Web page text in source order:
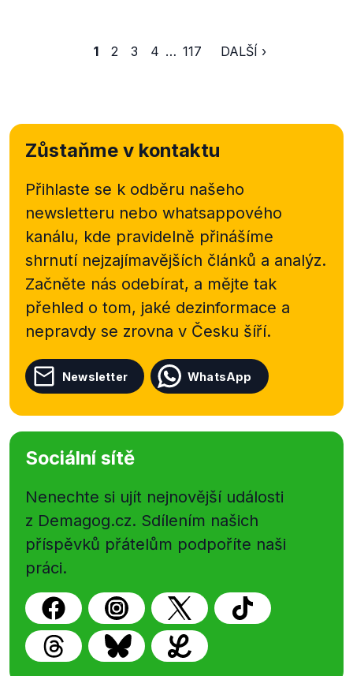
1 2 3 4 … 117 DALŠÍ ›
Zůstaňme v kontaktu
Přihlaste se k odběru našeho
newsletteru nebo whatsappového
kanálu, kde pravidelně přinášíme
shrnutí nejzajímavějších článků a analýz.
Začněte nás odebírat, a mějte tak
přehled o tom, jaké dezinformace a
nepravdy se zrovna v Česku šíří.
Newsletter WhatsApp
Sociální sítě
Nenechte si ujít nejnovější události
z Demagog.cz. Sdílením našich
příspěvků přátelům podpoříte naši
práci.